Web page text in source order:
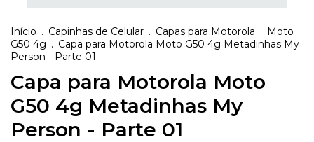
Início . Capinhas de Celular . Capas para Motorola . Moto
G50 4g . Capa para Motorola Moto G50 4g Metadinhas My
Person - Parte 01
Capa para Motorola Moto
G50 4g Metadinhas My
Person - Parte 01